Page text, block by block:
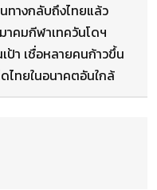
ทางกลับถึงไทยแล้ว
คมกีฬาเทควันโดฯ
ป้า เชื่อหลายคนก้าวขึ้น
ไทยในอนาคตอันใกล้